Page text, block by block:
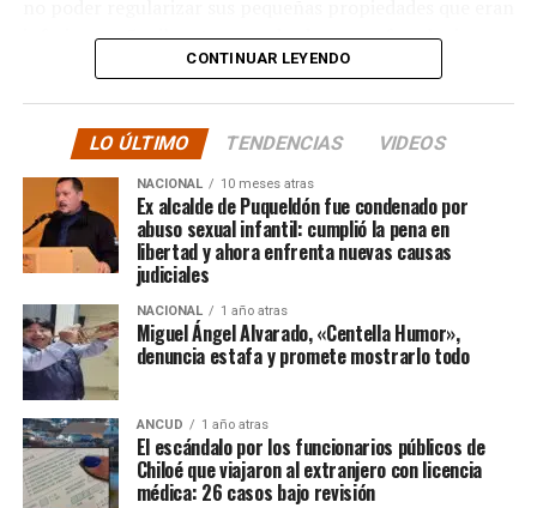
expansión de la educación en la península de Rilán,
atendiendo a las necesidades y aspiraciones de la
inferiores a 5 mil metros cuadrados, pero fue el mismo
organismo contralor que dispuso de otro dictamen la
anterior.
“En su minuto, lamentablemente hubo un dictamen
de Contraloría que prohibía los saneamientos de
sitios, sobre la Ley 2.695, y eso lo consideramos una
medida injusta por un caso particular que ocurrió en
Santiago y que estaba afectando a la gente de
nuestra provincia. Afortunadamente un nuevo
dictamen de Contraloría General de la República
deja sin efecto esa resolución y va a permitir
nuevamente que todas las carpetas de saneamiento
de títulos de dominios sobre la propiedad particular,
vuelvan a seguir su tramitación y puedan obtener su
título de dominio”,expresó el Consejero Cárcamo.
CONTINUAR LEYENDO
LO ÚLTIMO TENDENCIAS VIDEOS
NACIONAL 10 meses atras
Ex alcalde de Puqueldón fue condenado por
abuso sexual infantil: cumplió la pena en
libertad y ahora enfrenta nuevas causas
judiciales
NACIONAL 1 año atras
Miguel Ángel Alvarado, «Centella Humor»,
denuncia estafa y promete mostrarlo todo
ANCUD 1 año atras
El escándalo por los funcionarios públicos de
Chiloé que viajaron al extranjero con licencia
médica: 26 casos bajo revisión